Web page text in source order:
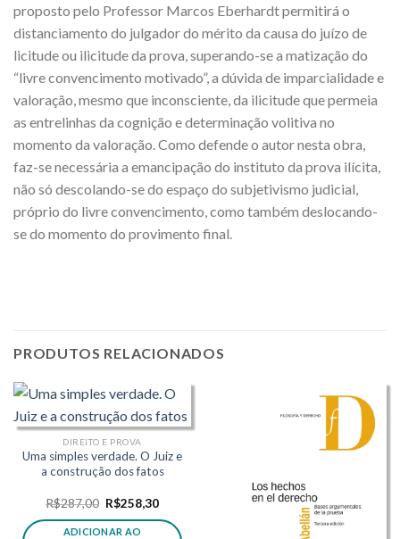
proposto pelo Professor Marcos Eberhardt permitirá o
distanciamento do julgador do mérito da causa do juízo de
licitude ou ilicitude da prova, superando-se a matização do
“livre convencimento motivado”, a dúvida de imparcialidade e
valoração, mesmo que inconsciente, da ilicitude que permeia
as entrelinhas da cognição e determinação volitiva no
momento da valoração. Como defende o autor nesta obra,
faz-se necessária a emancipação do instituto da prova ilícita,
não só descolando-se do espaço do subjetivismo judicial,
próprio do livre convencimento, como também deslocando-
se do momento do provimento final.
PRODUTOS RELACIONADOS
DIREITO E PROVA
Uma simples verdade. O Juiz e
a construção dos fatos
R$287,00 O
original
R$258,30O
atual
ADICIONAR AO